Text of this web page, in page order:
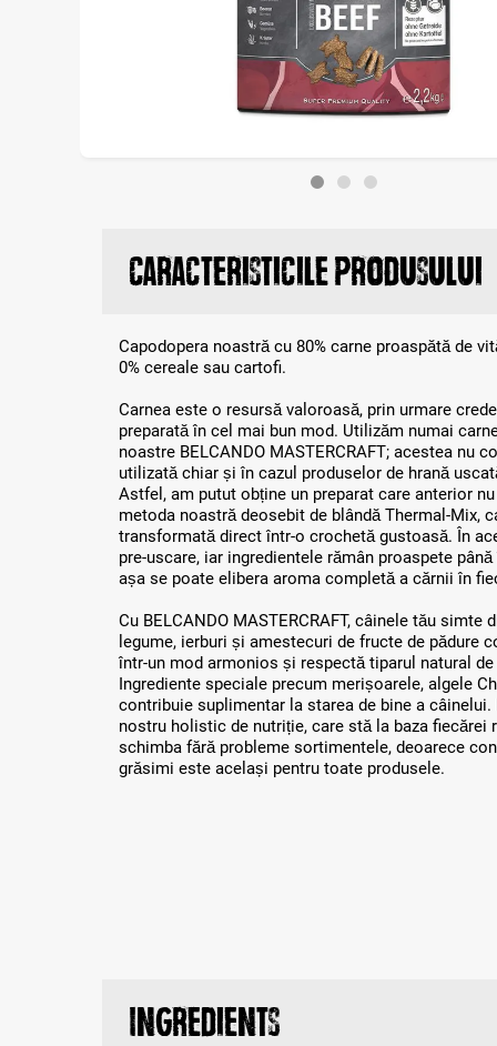
Caracteristicile produsului
Capodopera noastră cu 80% carne proaspătă de
0% cereale sau cartofi.
Carnea este o resursă valoroasă, prin urmare
preparată în cel mai bun mod. Utilizăm numai
noastre BELCANDO MASTERCRAFT; acestea nu
utilizată chiar și în cazul produselor de hrană
Astfel, am putut obține un preparat care anterior
metoda noastră deosebit de blândă Thermal-Mix,
transformată direct într-o crochetă gustoasă. În
pre-uscare, iar ingredientele rămân proaspete
așa se poate elibera aroma completă a cărnii în
Cu BELCANDO MASTERCRAFT, câinele tău
legume, ierburi și amestecuri de fructe de pădure
într-un mod armonios și respectă tiparul natural
Ingrediente speciale precum merișoarele, algele
contribuie suplimentar la starea de bine a câinelui.
nostru holistic de nutriție, care stă la baza fiecărei
schimba fără probleme sortimentele, deoarece
grăsimi este același pentru toate produsele.
Ingredients